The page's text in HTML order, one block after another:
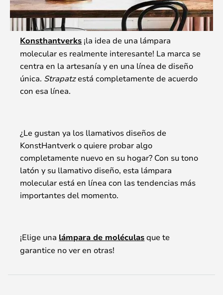
Konsthantverks ¡la idea de una lámpara
molecular es realmente interesante! La marca se
centra en la artesanía y en una línea de diseño
única. Strapatzestá completamente de acuerdo
con esa línea.
¿Le gustan ya los llamativos diseños de
KonstHantverk o quiere probar algo
completamente nuevo en su hogar? Con su tono
latón y su llamativo diseño, esta lámpara
molecular está en línea con las tendencias más
importantes del momento.
¡Elige una lámpara de moléculasque te
garantice no ver en otras!